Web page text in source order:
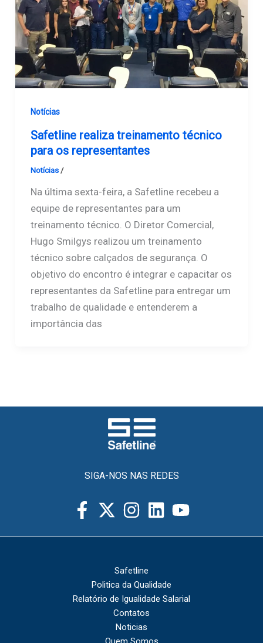
Notícias
Safetline realiza treinamento técnico
para os representantes
Notícias/
Na última sexta-feira, a Safetline recebeu a
equipe de representantes para um
treinamento técnico. O Diretor Comercial,
Hugo Smilgys realizou um treinamento
técnico sobre calçados de segurança. O
objetivo do encontro é integrar e capacitar os
representantes da Safetline para entregar um
trabalho de qualidade e entenderem a
importância das
SIGA-NOS NAS REDES
Safetline
Politica da Qualidade
Relatório de Igualidade Salarial
Contatos
Noticias